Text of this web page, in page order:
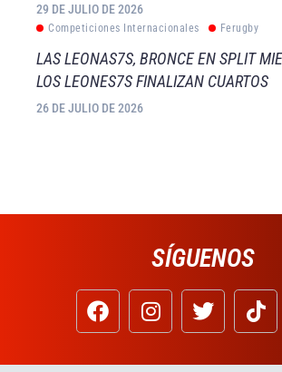
29 DE JULIO DE 2026
Competiciones Internacionales Ferugby
LAS LEONAS7S, BRONCE EN SPLIT
LOS LEONES7S FINALIZAN CUARTOS
26 DE JULIO DE 2026
SÍGUENOS